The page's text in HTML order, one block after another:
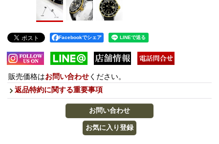
Facebookでシェア
販売価格はお問い合わせ ください。
返品特約に関する重要事項